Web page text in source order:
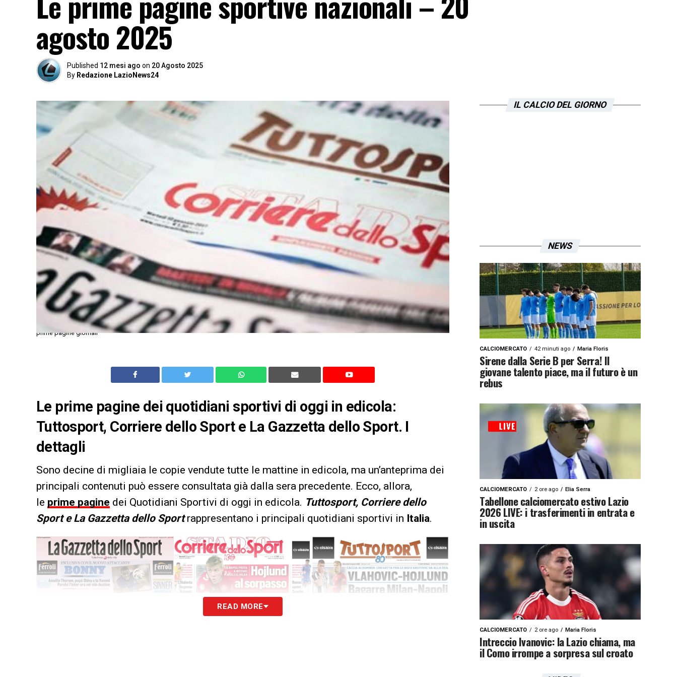
agosto 2025
Published 12 mesi ago on 20 Agosto 2025
By Redazione LazioNews24
prime pagine giornali
Le prime pagine dei quotidiani sportivi di oggi in edicola:
Tuttosport, Corriere dello Sport e La Gazzetta dello Sport. I
dettagli
Sono decine di migliaia le copie vendute tutte le mattine in edicola, ma un’anteprima dei
principali contenuti può essere consultata già dalla sera precedente. Ecco, allora,
le prime pagine dei Quotidiani Sportivi di oggi in edicola. Tuttosport, Corriere dello
Sport e La Gazzetta dello Sportrappresentano i principali quotidiani sportivi in Italia.
READ MORE
IL CALCIO DEL GIORNO
NEWS
CALCIOMERCATO 42 minuti ago Maria Floris
Sirene dalla Serie B per Serra! Il
giovane talento piace, ma il futuro è un
rebus
CALCIOMERCATO 2 ore ago Elia Serra
Tabellone calciomercato estivo Lazio
2026 LIVE: i trasferimenti in entrata e
in uscita
CALCIOMERCATO 2 ore ago Maria Floris
Intreccio Ivanovic: la Lazio chiama, ma
il Como irrompe a sorpresa sul croato